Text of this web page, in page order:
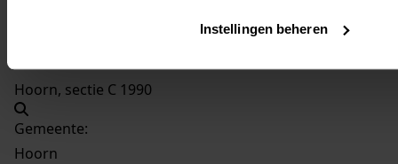
Instellingen beheren
Hoorn, sectie C 1990
Gemeente:
Hoorn